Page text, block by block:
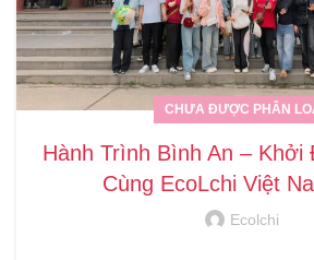
CHƯA ĐƯỢC PHÂN
Hành Trình Bình An – Khởi
Cùng EcoLchi Việt
Ecolchi